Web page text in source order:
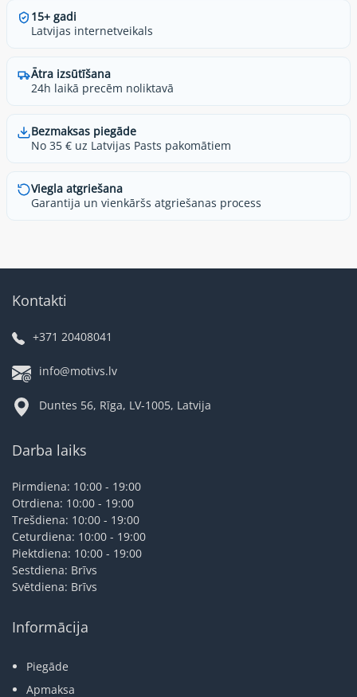
15+ gadi
Latvijas internetveikals
Ātra izsūtīšana
24h laikā precēm noliktavā
Bezmaksas piegāde
No 35 € uz Latvijas Pasts pakomātiem
Viegla atgriešana
Garantija un vienkāršs atgriešanas process
Kontakti
+371 20408041
info@motivs.lv
Duntes 56, Rīga, LV-1005, Latvija
Darba laiks
Pirmdiena: 10:00 - 19:00
Otrdiena: 10:00 - 19:00
Trešdiena: 10:00 - 19:00
Ceturdiena: 10:00 - 19:00
Piektdiena: 10:00 - 19:00
Sestdiena: Brīvs
Svētdiena: Brīvs
Informācija
Piegāde
Apmaksa